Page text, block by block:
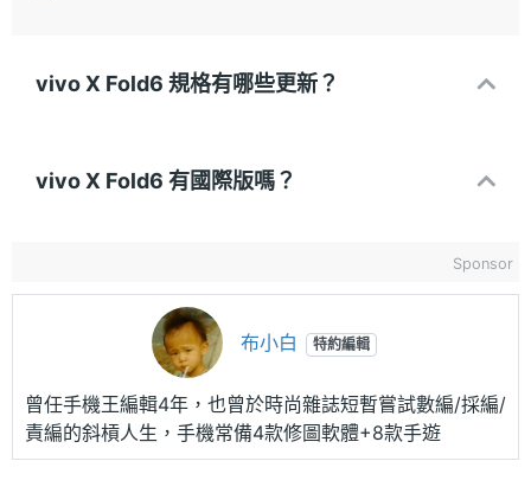
vivo X Fold6 規格有哪些更新？
vivo X Fold6 有國際版嗎？
Sponsor
布小白 特約編輯
曾任手機王編輯4年，也曾於時尚雜誌短暫嘗試數編/採編/
責編的斜槓人生，手機常備4款修圖軟體+8款手遊